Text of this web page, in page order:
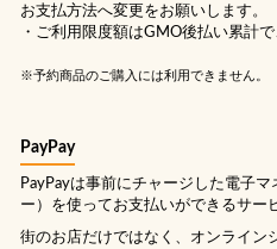
お支払方法へ変更をお願いします。
・ご利用限度額はGMO後払い累計
※予約商品のご購入には利用できません。
PayPay
PayPayは事前にチャージした電子マ
ー）を使ってお支払いができるサー
街のお店だけではなく、オンライン